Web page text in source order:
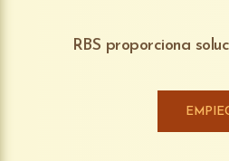
RBS proporciona